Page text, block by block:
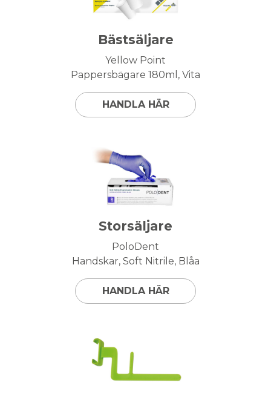
Bästsäljare
Yellow Point
Pappersbägare 180ml, Vita
HANDLA HÄR
Storsäljare
PoloDent
Handskar, Soft Nitrile, Blåa
HANDLA HÄR